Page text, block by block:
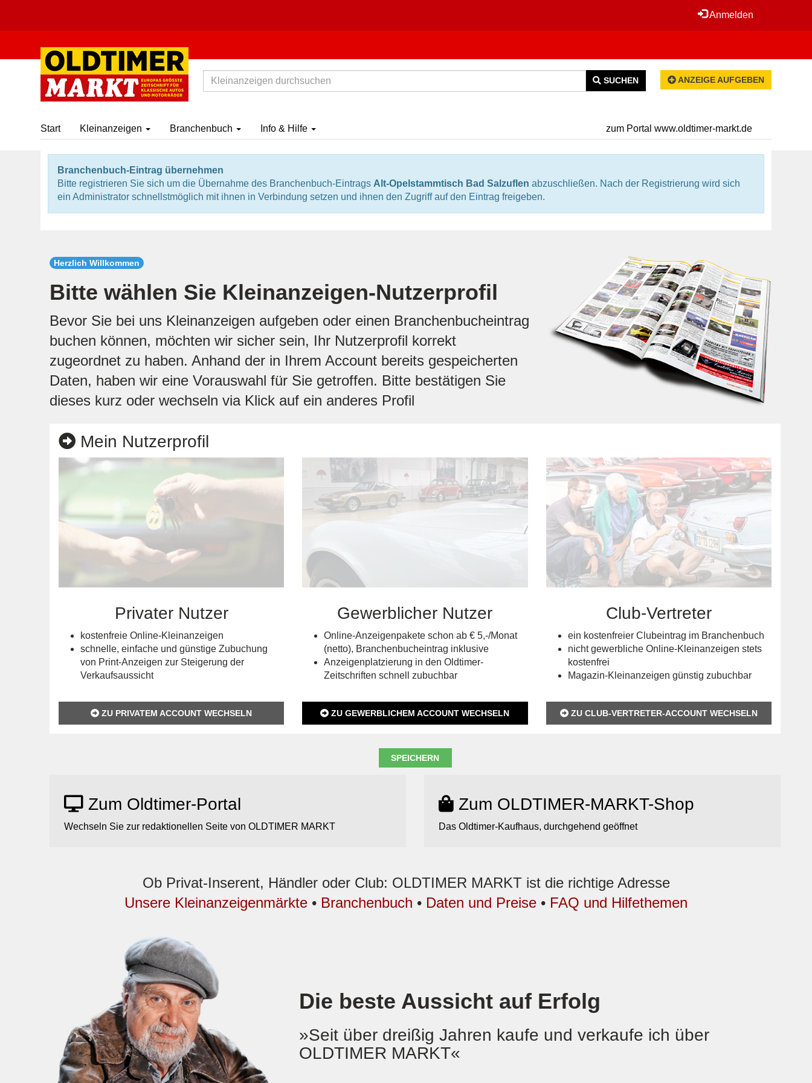
Anmelden
SUCHEN ANZEIGE AUFGEBEN
Start Kleinanzeigen Branchenbuch Info & Hilfe zum Portal www.oldtimer-markt.de
Branchenbuch-Eintrag übernehmen
Bitte registrieren Sie sich um die Übernahme des Branchenbuch-Eintrags Alt-Opelstammtisch Bad Salzuflen abzuschließen. Nach der Registrierung wird sich
ein Administrator schnellstmöglich mit ihnen in Verbindung setzen und ihnen den Zugriff auf den Eintrag freigeben.
Herzlich Willkommen
Bitte wählen Sie Kleinanzeigen-Nutzerprofil
Bevor Sie bei uns Kleinanzeigen aufgeben oder einen Branchenbucheintrag
buchen können, möchten wir sicher sein, Ihr Nutzerprofil korrekt
zugeordnet zu haben. Anhand der in Ihrem Account bereits gespeicherten
Daten, haben wir eine Vorauswahl für Sie getroffen. Bitte bestätigen Sie
dieses kurz oder wechseln via Klick auf ein anderes Profil
Mein Nutzerprofil
Privater Nutzer
kostenfreie Online-Kleinanzeigen
schnelle, einfache und günstige Zubuchung
von Print-Anzeigen zur Steigerung der
Verkaufsaussicht
ZU PRIVATEM ACCOUNT WECHSELN
Gewerblicher Nutzer
Online-Anzeigenpakete schon ab € 5,-/Monat
(netto), Branchenbucheintrag inklusive
Anzeigenplatzierung in den Oldtimer-
Zeitschriften schnell zubuchbar
ZU GEWERBLICHEM ACCOUNT WECHSELN
Club-Vertreter
ein kostenfreier Clubeintrag im Branchenbuch
nicht gewerbliche Online-Kleinanzeigen stets
kostenfrei
Magazin-Kleinanzeigen günstig zubuchbar
ZU CLUB-VERTRETER-ACCOUNT WECHSELN
Zum Oldtimer-Portal
Wechseln Sie zur redaktionellen Seite von OLDTIMER MARKT
Zum OLDTIMER-MARKT-Shop
Das Oldtimer-Kaufhaus, durchgehend geöffnet
Ob Privat-Inserent, Händler oder Club: OLDTIMER MARKT ist die richtige Adresse
Unsere Kleinanzeigenmärkte • Branchenbuch • Daten und Preise • FAQ und Hilfethemen
Die beste Aussicht auf Erfolg
»Seit über dreißig Jahren kaufe und verkaufe ich über
OLDTIMER MARKT«